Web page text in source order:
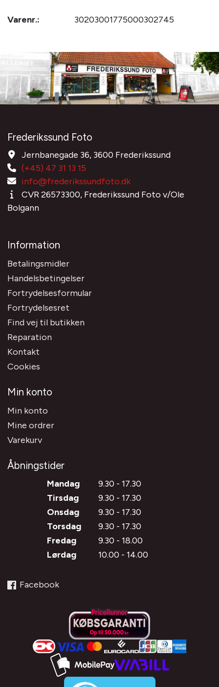
Varenr.: 30203001775000302745
Frederikssund Foto
Jernbanegade 36, 3600 Frederikssund
(+45) 47 31 13 15
info@frederikssundfoto.dk
CVR 26573300, Frederikssund Foto v/Ole
Bolgann
Information
Betalingsmidler
Handelsbetingelser
Fortrydelsesformular
Fortrydelsesret
Find vej til butikken
Reparation
Kontakt
Cookies
Min konto
Min konto
Mine ordrer
Varekurv
Åbningstider
Mandag
9.30 - 17.30
Tirsdag
9.30 - 17.30
Onsdag
9.30 - 17.30
Torsdag
9.30 - 17.30
Fredag
9.30 - 18.00
Lørdag
10.00 - 14.00
Facebook